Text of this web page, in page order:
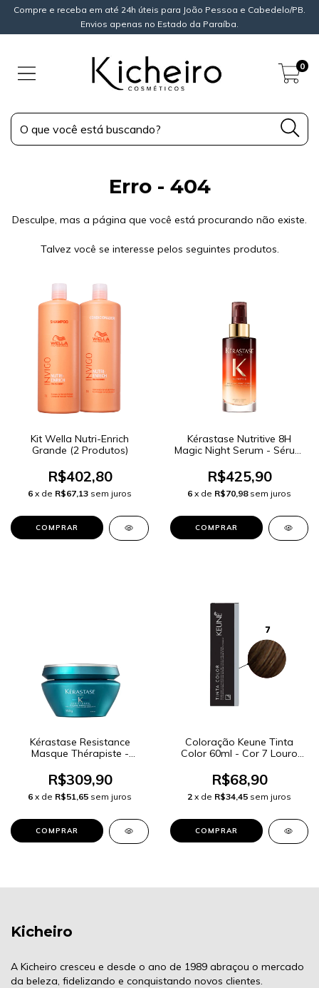
Compre e receba em até 24h úteis para João Pessoa e Cabedelo/PB.
Envios apenas no Estado da Paraíba.
0
Erro - 404
Desculpe, mas a página que você está procurando não existe.
Talvez você se interesse pelos seguintes produtos.
Kit Wella Nutri-Enrich
Grande (2 Produtos)
R$402,80
6 x de R$67,13 sem juros
Kérastase Nutritive 8H
Magic Night Serum - Sérum
90ml
R$425,90
6 x de R$70,98 sem juros
Kérastase Resistance
Masque Thérapiste -
R$309,90
6 x de R$51,65 sem juros
Coloração Keune Tinta
Color 60ml - Cor 7 Louro
R$68,90
2 x de R$34,45 sem juros
Kicheiro
A Kicheiro cresceu e desde o ano de 1989 abraçou o mercado
da beleza, fidelizando e conquistando novos clientes.